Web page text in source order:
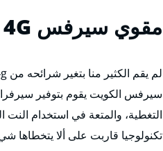
مقوي سيرفس 4G
لم يقم الكثير منا بتغير شرائحه من 4g إلى
سيرفس الكويت يقوم بتوفير
التغطية، والمتعة في استخدام
تكنولوجيا قاربت على ألا يتخطاها